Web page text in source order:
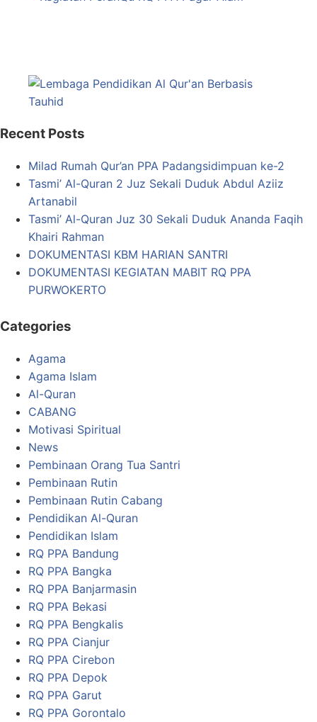
Recent Posts
Milad Rumah Qur’an PPA Padangsidimpuan ke-2
Tasmi’ Al-Quran 2 Juz Sekali Duduk Abdul Aziiz
Artanabil
Tasmi’ Al-Quran Juz 30 Sekali Duduk Ananda Faqih
Khairi Rahman
DOKUMENTASI KBM HARIAN SANTRI
DOKUMENTASI KEGIATAN MABIT RQ PPA
PURWOKERTO
Categories
Agama
Agama Islam
Al-Quran
CABANG
Motivasi Spiritual
News
Pembinaan Orang Tua Santri
Pembinaan Rutin
Pembinaan Rutin Cabang
Pendidikan Al-Quran
Pendidikan Islam
RQ PPA Bandung
RQ PPA Bangka
RQ PPA Banjarmasin
RQ PPA Bekasi
RQ PPA Bengkalis
RQ PPA Cianjur
RQ PPA Cirebon
RQ PPA Depok
RQ PPA Garut
RQ PPA Gorontalo